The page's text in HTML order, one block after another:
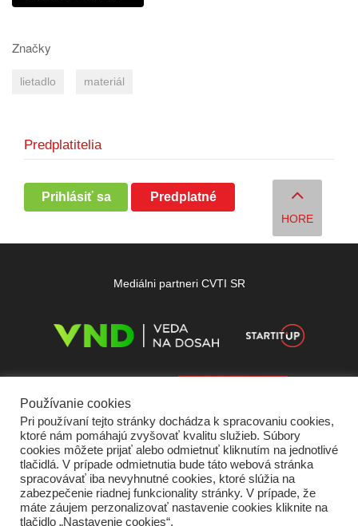
Značky
lietadlo materiál
Predplatitelia
Prihlásiť sa Predplatné
HORE
Mediálni partneri CVTI SR
Používanie cookies
Pri používaní tejto stránky dochádza k spracovaniu cookies,
ktoré nám pomáhajú zvyšovať kvalitu služieb. Súbory
cookies môžete prijať alebo odmietnuť kliknutím na jednotlivé
tlačidlá. V prípade odmietnutia bude táto webová stránka
spracovávať iba nevyhnutné cookies, ktoré slúžia na
zabezpečenie riadnej funkcionality stránky. V prípade, že
máte záujem perzonalizovať nastavenie cookies kliknite na
tlačidlo „Nastavenie cookies“.